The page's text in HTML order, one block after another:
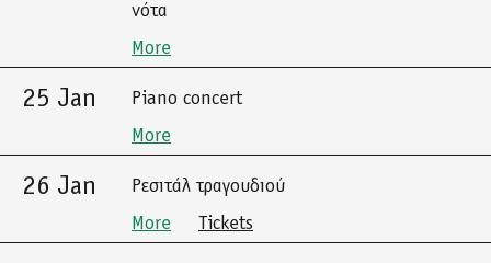
νότα
More
25 Jan
Piano concert
More
26 Jan
Ρεσιτάλ τραγουδιού
More
Tickets